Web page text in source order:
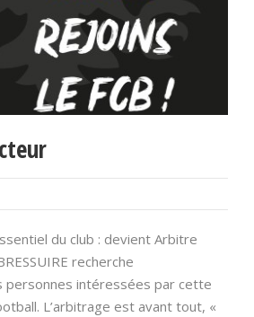
du club : devient Arbitre
recherche
personnes intéressées par cette
L’arbitrage est avant tout, «